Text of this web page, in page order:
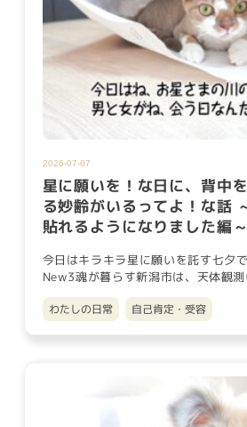
2026-07-07
星に願いを！な日に、背中
る妙齢がいるってよ！な話
貼れるようになりました編～
今日はキラキラ星に願いを託す七夕
New3魂が暮らす新潟市は、天体観
トデイに「雨や曇り…
わたしの日常 自己肯定・受容